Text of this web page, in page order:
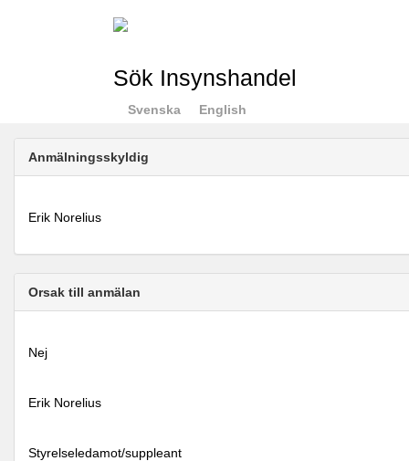
Sök Insynshandel
Svenska English
Anmälningsskyldig
Erik Norelius
Orsak till anmälan
Nej
Erik Norelius
Styrelseledamot/suppleant